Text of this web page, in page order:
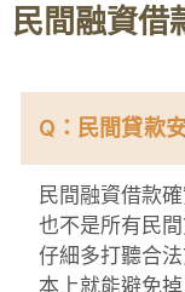
民間融資借
Q：民間貸款
民間融資借款
也不是所有民
仔細多打聽合
本上就能避免